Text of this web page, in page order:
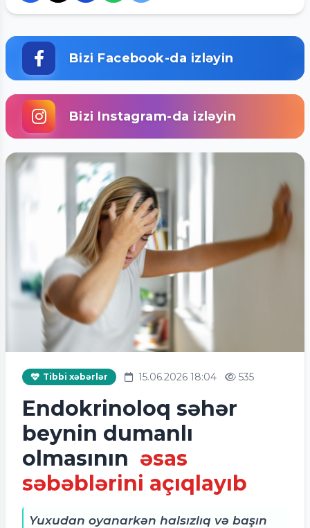
Bizi Facebook-da izləyin
Bizi Instagram-da izləyin
Tibbi xəbərlər 15.06.2026 18:04 535
Endokrinoloq səhər
beynin dumanlı
olmasının əsas
səbəblərini açıqlayıb
Yuxudan oyanarkən halsızlıq və başın